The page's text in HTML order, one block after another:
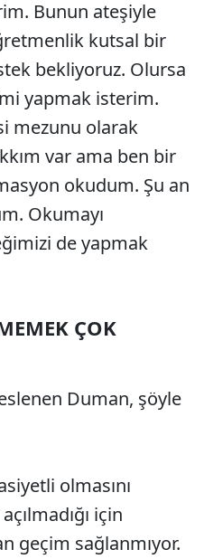
Bunun ateşiyle
kutsal bir
bekliyoruz. Olursa
yapmak isterim.
mezunu olarak
var ama ben bir
okudum. Şu an
Okumayı
de yapmak
ÇOK
Duman, şöyle
olmasını
için
geçim sağlanmıyor.